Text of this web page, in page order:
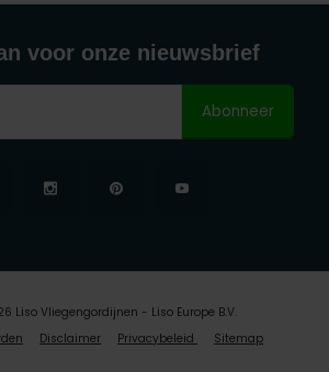
voor onze nieuwsbrief
Abonneer
Disclaimer Privacybeleid Sitemap
Liso Vliegengordijnen - Liso Europe B.V.